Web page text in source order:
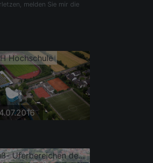
melden Sie mir die
Hochschule
Fluß- Uferbereichen des Neckar in Wieblingen